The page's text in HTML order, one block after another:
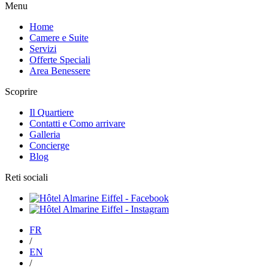
Menu
Home
Camere e Suite
Servizi
Offerte Speciali
Area Benessere
Scoprire
Il Quartiere
Contatti e Como arrivare
Galleria
Concierge
Blog
Reti sociali
FR
/
EN
/